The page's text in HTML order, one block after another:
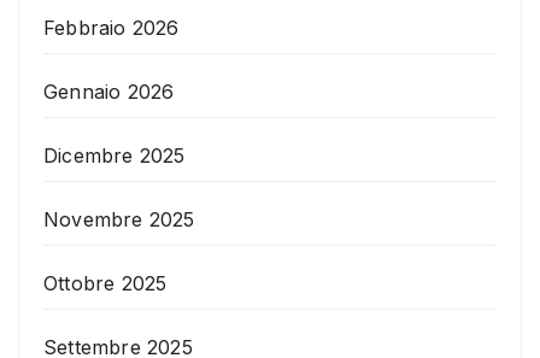
Febbraio 2026
Gennaio 2026
Dicembre 2025
Novembre 2025
Ottobre 2025
Settembre 2025